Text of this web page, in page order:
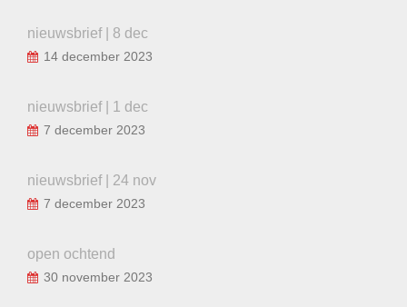
nieuwsbrief | 8 dec
14 december 2023
nieuwsbrief | 1 dec
7 december 2023
nieuwsbrief | 24 nov
7 december 2023
open ochtend
30 november 2023